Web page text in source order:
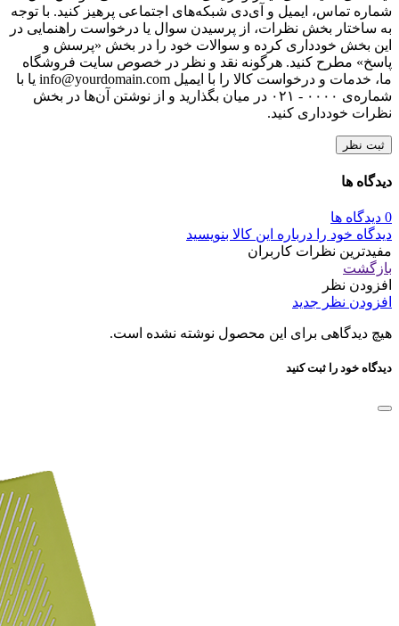
شماره تماس، ایمیل و آی‌دی شبکه‌های اجتماعی پرهیز کنید. با توجه
به ساختار بخش نظرات، از پرسیدن سوال یا درخواست راهنمایی در
این بخش خودداری کرده و سوالات خود را در بخش «پرسش و
پاسخ» مطرح کنید. هرگونه نقد و نظر در خصوص سایت فروشگاه
ما، خدمات و درخواست کالا را با ایمیل info@yourdomain.com یا با
شماره‌ی ۰۰۰۰ - ۰۲۱ در میان بگذارید و از نوشتن آن‌ها در بخش
نظرات خودداری کنید.
ثبت نظر
دیدگاه ها
0 دیدگاه ها
دیدگاه خود را درباره این کالا بنویسید
مفیدترین نظرات کاربران
بازگشت
افزودن نظر
افزودن نظر جدید
هیچ دیدگاهی برای این محصول نوشته نشده است.
دیدگاه خود را ثبت کنید